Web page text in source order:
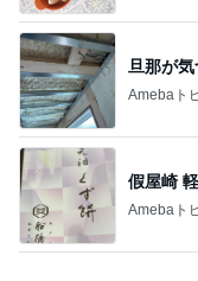
東MAX
Amebaト